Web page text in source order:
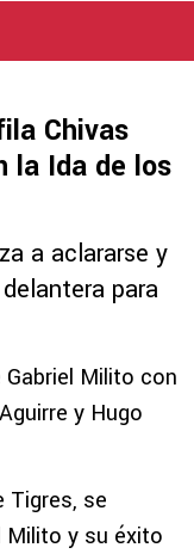
Chivas
la Ida de los
a aclararse y
para
Milito con
y Hugo
Tigres, se
Milito y su éxito